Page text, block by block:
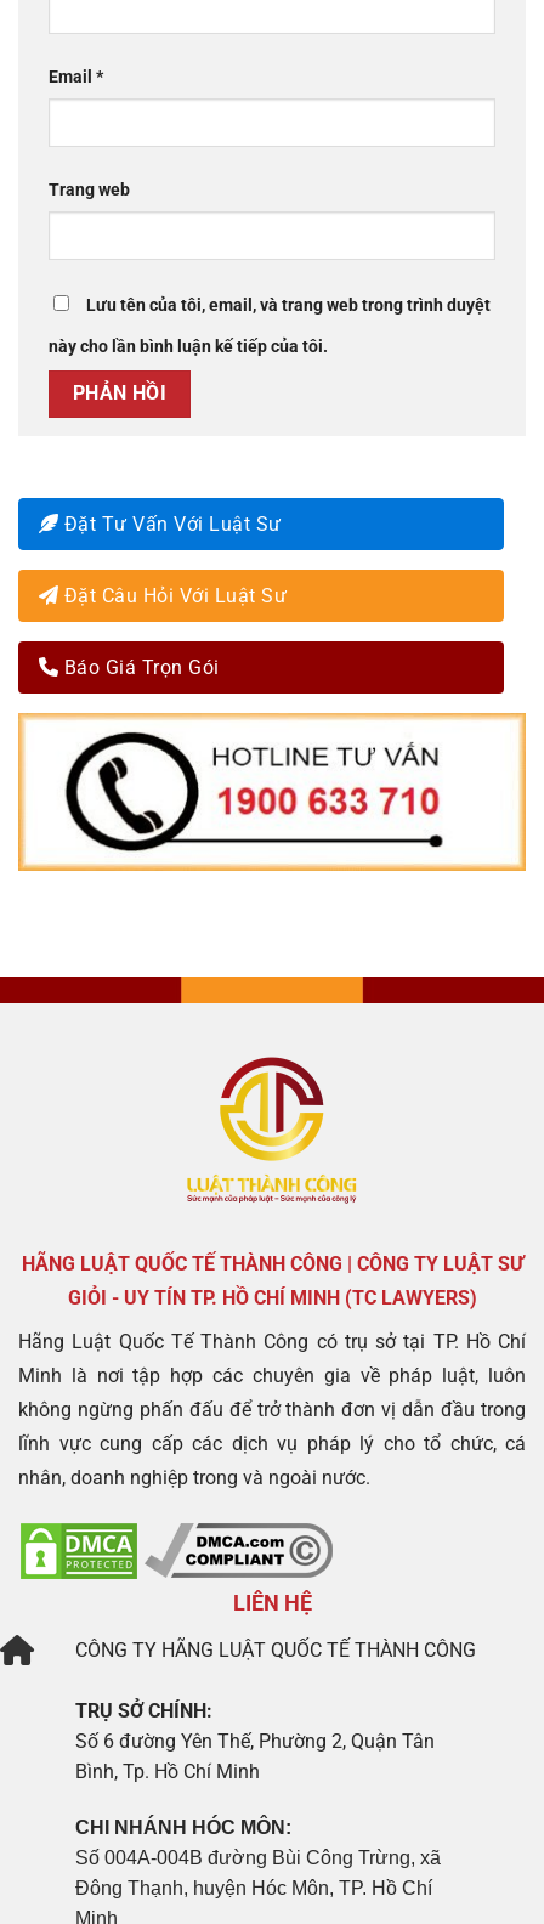
Email *
Trang web
Lưu tên của tôi, email, và trang web trong trình duyệt
này cho lần bình luận kế tiếp của tôi.
Đặt Tư Vấn Với Luật Sư
Đặt Câu Hỏi Với Luật Sư
Báo Giá Trọn Gói
HÃNG LUẬT QUỐC TẾ THÀNH CÔNG | CÔNG TY LUẬT SƯ
GIỎI - UY TÍN TP. HỒ CHÍ MINH (TC LAWYERS)
Hãng Luật Quốc Tế Thành Công có trụ sở tại TP. Hồ Chí
Minh là nơi tập hợp các chuyên gia về pháp luật, luôn
không ngừng phấn đấu để trở thành đơn vị dẫn đầu trong
lĩnh vực cung cấp các dịch vụ pháp lý cho tổ chức, cá
nhân, doanh nghiệp trong và ngoài nước.
LIÊN HỆ
CÔNG TY HÃNG LUẬT QUỐC TẾ THÀNH CÔNG
TRỤ SỞ CHÍNH:
Số 6 đường Yên Thế, Phường 2, Quận Tân
Bình, Tp. Hồ Chí Minh
CHI NHÁNH HÓC MÔN:
Số 004A-004B đường Bùi Công Trừng, xã
Đông Thạnh, huyện Hóc Môn, TP. Hồ Chí
Minh